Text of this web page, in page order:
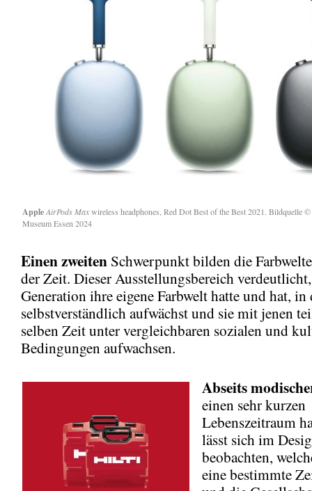
AppleAirPods Maxwireless headphones, Red Dot Best of the Best 2021. Bildquelle
Museum Essen 2024
Einenzweiten Schwerpunkt bilden die
der Zeit. Dieser Ausstellungsbereich
Generation ihre eigene Farbwelt hatte und hat, in
selbstverständlich aufwächst und sie mit jenen
selben Zeit unter vergleichbaren sozialen und
Bedingungen aufwachsen.
Abseits
einen sehr kurzen
Lebenszeitraum
lässt sich im
beobachten,
eine bestimmte